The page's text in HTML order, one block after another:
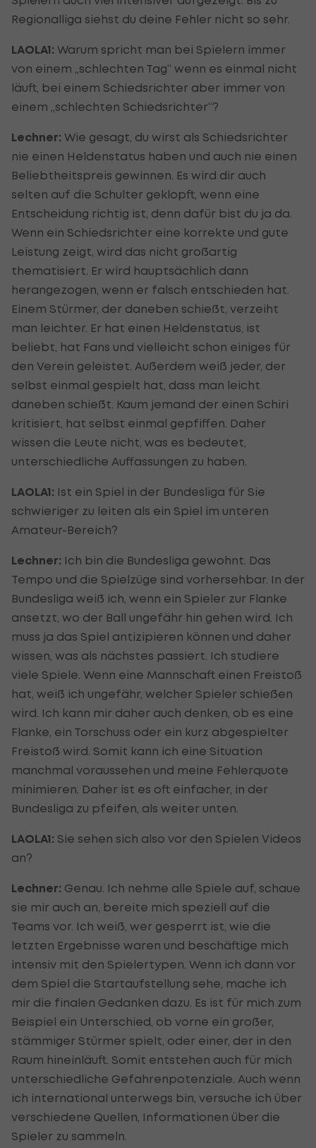
Regionalliga siehst du deine Fehler nicht so sehr.
LAOLA1: Warum spricht man bei Spielern immer
von einem „schlechten Tag“ wenn es einmal nicht
läuft, bei einem Schiedsrichter aber immer von
einem „schlechten Schiedsrichter“?
Lechner: Wie gesagt, du wirst als Schiedsrichter
nie einen Heldenstatus haben und auch nie einen
Beliebtheitspreis gewinnen. Es wird dir auch
selten auf die Schulter geklopft, wenn eine
Entscheidung richtig ist, denn dafür bist du ja da.
Wenn ein Schiedsrichter eine korrekte und gute
Leistung zeigt, wird das nicht großartig
thematisiert. Er wird hauptsächlich dann
herangezogen, wenn er falsch entschieden hat.
Einem Stürmer, der daneben schießt, verzeiht
man leichter. Er hat einen Heldenstatus, ist
beliebt, hat Fans und vielleicht schon einiges für
den Verein geleistet. Außerdem weiß jeder, der
selbst einmal gespielt hat, dass man leicht
daneben schießt. Kaum jemand der einen Schiri
kritisiert, hat selbst einmal gepfiffen. Daher
wissen die Leute nicht, was es bedeutet,
unterschiedliche Auffassungen zu haben.
LAOLA1: Ist ein Spiel in der Bundesliga für Sie
schwieriger zu leiten als ein Spiel im unteren
Amateur-Bereich?
Lechner: Ich bin die Bundesliga gewohnt. Das
Tempo und die Spielzüge sind vorhersehbar. In der
Bundesliga weiß ich, wenn ein Spieler zur Flanke
ansetzt, wo der Ball ungefähr hin gehen wird. Ich
muss ja das Spiel antizipieren können und daher
wissen, was als nächstes passiert. Ich studiere
viele Spiele. Wenn eine Mannschaft einen Freistoß
hat, weiß ich ungefähr, welcher Spieler schießen
wird. Ich kann mir daher auch denken, ob es eine
Flanke, ein Torschuss oder ein kurz abgespielter
Freistoß wird. Somit kann ich eine Situation
manchmal voraussehen und meine Fehlerquote
minimieren. Daher ist es oft einfacher, in der
Bundesliga zu pfeifen, als weiter unten.
LAOLA1: Sie sehen sich also vor den Spielen Videos
an?
Lechner: Genau. Ich nehme alle Spiele auf, schaue
sie mir auch an, bereite mich speziell auf die
Teams vor. Ich weiß, wer gesperrt ist, wie die
letzten Ergebnisse waren und beschäftige mich
intensiv mit den Spielertypen. Wenn ich dann vor
dem Spiel die Startaufstellung sehe, mache ich
mir die finalen Gedanken dazu. Es ist für mich zum
Beispiel ein Unterschied, ob vorne ein großer,
stämmiger Stürmer spielt, oder einer, der in den
Raum hineinläuft. Somit entstehen auch für mich
unterschiedliche Gefahrenpotenziale. Auch wenn
ich international unterwegs bin, versuche ich über
verschiedene Quellen, Informationen über die
Spieler zu sammeln.